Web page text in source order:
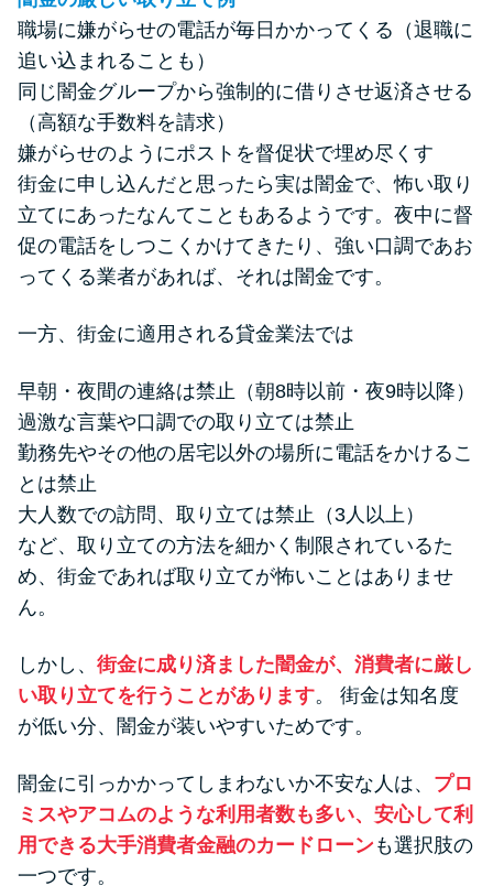
職場に嫌がらせの電話が毎日かかってくる（退職に
追い込まれることも）
同じ闇金グループから強制的に借りさせ返済させる
（高額な手数料を請求）
嫌がらせのようにポストを督促状で埋め尽くす
街金に申し込んだと思ったら実は闇金で、怖い取り
立てにあったなんてこともあるようです。夜中に督
促の電話をしつこくかけてきたり、強い口調であお
ってくる業者があれば、それは闇金です。
一方、街金に適用される貸金業法では
早朝・夜間の連絡は禁止（朝8時以前・夜9時以降）
過激な言葉や口調での取り立ては禁止
勤務先やその他の居宅以外の場所に電話をかけるこ
とは禁止
大人数での訪問、取り立ては禁止（3人以上）
など、取り立ての方法を細かく制限されているた
め、街金であれば取り立てが怖いことはありませ
ん。
しかし、 街金に成り済ました闇金が、消費者に厳し
い取り立てを行うことがあります。 街金は知名度
が低い分、闇金が装いやすいためです。
闇金に引っかかってしまわないか不安な人は、 プロ
ミスやアコムのような利用者数も多い、安心して利
用できる大手消費者金融のカードローンも選択肢の
一つです。